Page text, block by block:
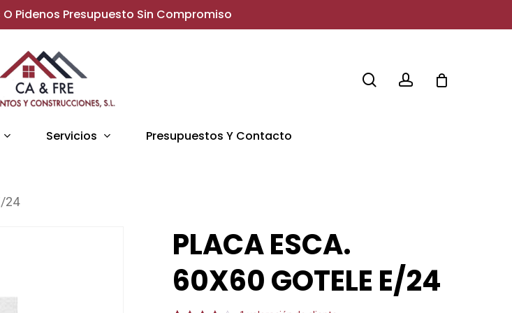
Pidenos Presupuesto Sin Compromiso
Servicios Presupuestos Y Contacto
24
PLACA ESCA.
60X60 GOTELE E/24